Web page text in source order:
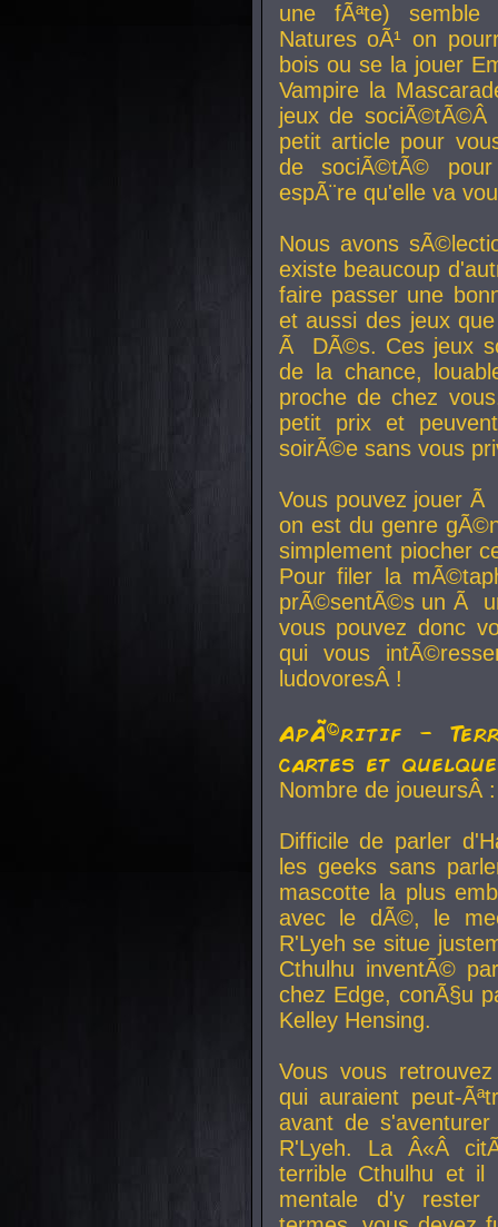
une fÃªte) semble
Natures oÃ¹ on
bois ou se la jouer
Vampire la
jeux de
petit article pour
de sociÃ©tÃ©
espÃ¨re qu'elle va
Nous avons
existe beaucoup
faire passer une
et aussi des jeux
Ã DÃ©s. Ces jeux
de la chance,
proche de chez
petit prix et
soirÃ©e sans vous
Vous pouvez jouer
on est du genre
simplement piocher
Pour filer la
prÃ©sentÃ©s un Ã
vous pouvez donc
qui vous
ludovoresÂ !
ApÃ©ritif -
cartes et
Nombre de
Difficile de parler
les geeks sans
mascotte la plus
avec le dÃ©, le
R'Lyeh se situe
Cthulhu inventÃ©
chez Edge, conÃ§u
Kelley Hensing.
Vous vous
qui auraient peut-
avant de
R'Lyeh. La Â«Â
terrible Cthulhu et
mentale d'y rester